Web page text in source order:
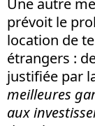
prévoit le
location de
étrangers :
justifiée par
meilleures
aux